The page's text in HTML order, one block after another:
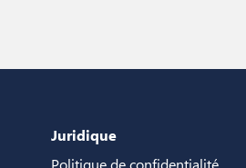
Juridique
Politique de confidentialité